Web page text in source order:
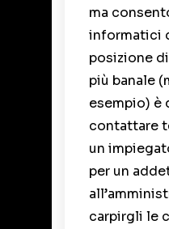
ma
informatici
posizione
più banale
esempio) è
contattare
un
per un
carpirgli le